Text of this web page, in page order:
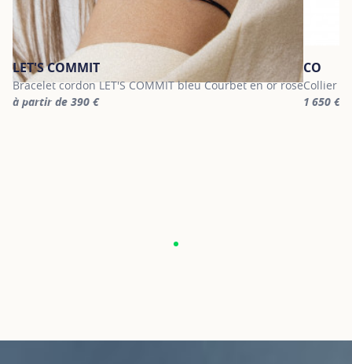
LET'S COMMIT
Bracelet cordon LET'S COMMIT bleu Courbet en or rose
à partir de 390 €
CO
Collier
1 650 €